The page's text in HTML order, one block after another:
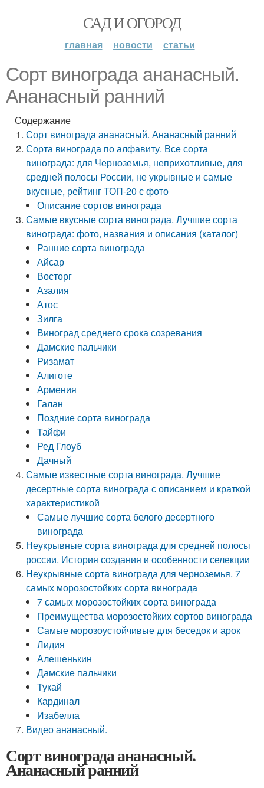
САД И ОГОРОД
главная новости статьи
Сорт винограда ананасный.
Ананасный ранний
Содержание
Сорт винограда ананасный. Ананасный ранний
Сорта винограда по алфавиту. Все сорта
винограда: для Черноземья, неприхотливые, для
средней полосы России, не укрывные и самые
вкусные, рейтинг ТОП-20 с фото
Описание сортов винограда
Самые вкусные сорта винограда. Лучшие сорта
винограда: фото, названия и описания (каталог)
Ранние сорта винограда
Айсар
Восторг
Азалия
Атос
Зилга
Виноград среднего срока созревания
Дамские пальчики
Ризамат
Алиготе
Армения
Галан
Поздние сорта винограда
Тайфи
Ред Глоуб
Дачный
Самые известные сорта винограда. Лучшие
десертные сорта винограда с описанием и краткой
характеристикой
Самые лучшие сорта белого десертного
винограда
Неукрывные сорта винограда для средней полосы
россии. История создания и особенности селекции
Неукрывные сорта винограда для черноземья. 7
самых морозостойких сорта винограда
7 самых морозостойких сорта винограда
Преимущества морозостойких сортов винограда
Самые морозоустойчивые для беседок и арок
Лидия
Алешенькин
Дамские пальчики
Тукай
Кардинал
Изабелла
Видео ананасный.
Сорт винограда ананасный.
Ананасный ранний